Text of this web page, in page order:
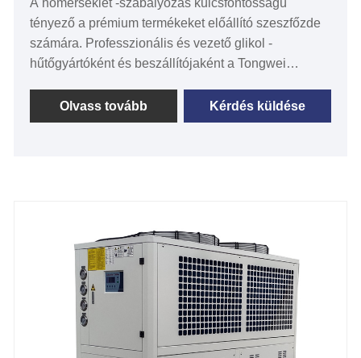
A hőmérséklet -szabályozás kulcsfontosságú
tényező a prémium termékeket előállító szeszfőzde
számára. Professzionális és vezető glikol -
hűtőgyártóként és beszállítójaként a Tongwei
pontos követelményeivel. Évek óta gyártunk kis
glikol -hűtőt a szeszfőzde számára. Ezenkívül a
Hűtési kapacitás: 1HP - 60 lóerő
Hűtött vízhőmérséklet: -30 ℃-5 ℃
Hűtőközeg: Környezetbarát R404A
Tápellátás: 380 V/50Hz/3PH (standard)/208-
480V/60Hz/3PH (testreszabott)
Olvass tovább Kérdés küldése